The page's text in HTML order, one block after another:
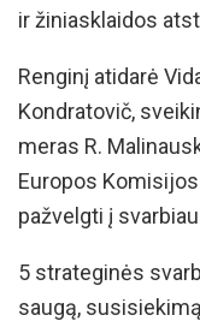
ir žiniasklaidos
Renginį atidarė
Kondratovič,
meras R.
Europos
pažvelgti į
5 strateginės
saugą,